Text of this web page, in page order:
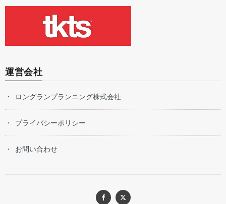
運営会社
ロングランプランニング株式会社
プライバシーポリシー
お問い合わせ